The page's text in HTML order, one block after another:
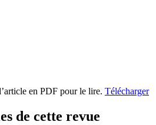
en PDF pour le lire. Télécharger
de cette revue